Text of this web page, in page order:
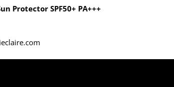
Protector SPF50+ PA+++